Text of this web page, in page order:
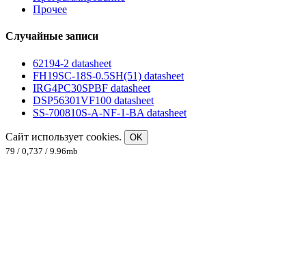
Прочее
Случайные записи
62194-2 datasheet
FH19SC-18S-0.5SH(51) datasheet
IRG4PC30SPBF datasheet
DSP56301VF100 datasheet
SS-700810S-A-NF-1-BA datasheet
Сайт использует cookies.
OK
79 / 0,737 / 9.96mb